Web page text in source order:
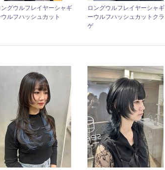
ングウルフレイヤーシャギ
ウルフハッシュカット
ロングウルフレイヤーシャギ
ーウルフハッシュカットクラ
ゲ